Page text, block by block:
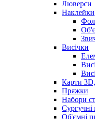
Люверси
Наклейки
Висічки
Карти
Пряжки
Набори
Сургучні
Об'ємні